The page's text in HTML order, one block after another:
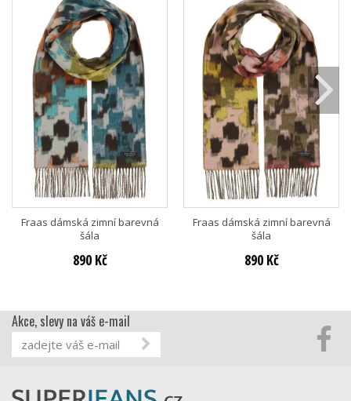
Fraas dámská zimní barevná
šála
890 Kč
Fraas dámská zimní barevná
šála
890 Kč
Akce, slevy na váš e-mail